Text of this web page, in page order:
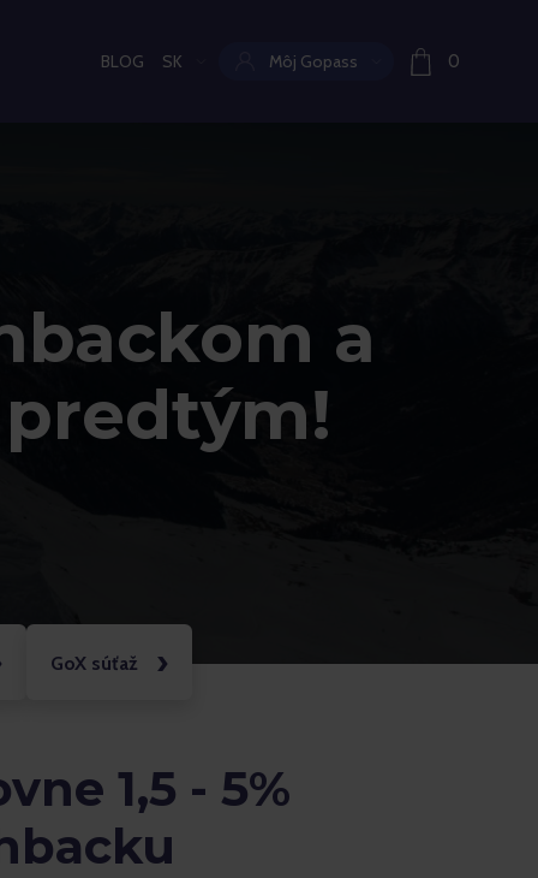
BLOG Aktuální jazyk:
SK Môj Gopass 0
a
GoX súťaž
1,5 - 5%